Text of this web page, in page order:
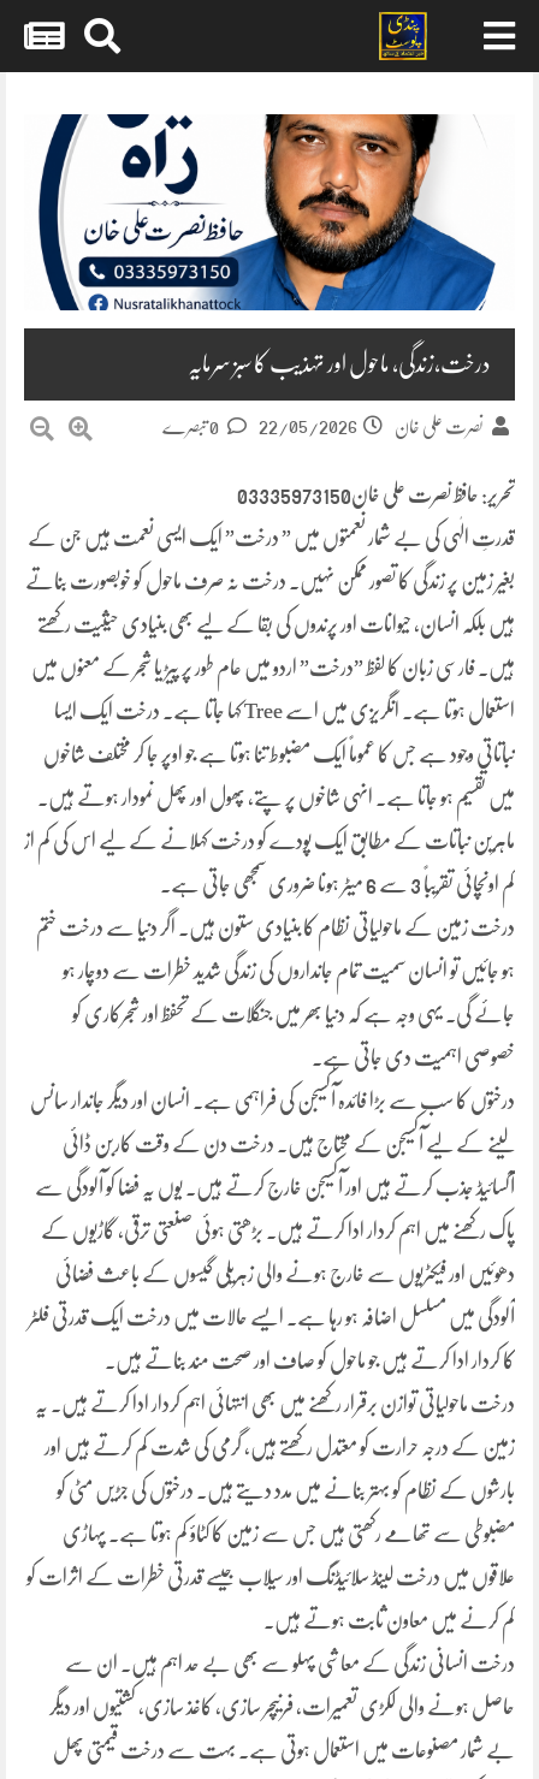
درخت،زندگی، ماحول اور تہذیب کا سبز سرمایہ
نصرت علی خان 22/05/2026
تحریر: حافظ نصرت علی خان03335973150
قدرتِ الٰہی کی بے شمار نعمتوں میں ” درخت” ایک ایسی نعمت ہیں جن کے
بغیر زمین پر زندگی کا تصور ممکن نہیں۔ درخت نہ صرف ماحول کو خوبصورت بناتے
ہیں بلکہ انسان، حیوانات اور پرندوں کی بقا کے لیے بھی بنیادی حیثیت رکھتے
ہیں۔ فارسی زبان کا لفظ ”درخت” اردو میں عام طور پر پیڑ یا شجر کے معنوں میں
استعمال ہوتا ہے۔ انگریزی میں اسے Tree کہا جاتا ہے۔ درخت ایک ایسا
نباتاتی وجود ہے جس کا عموماً ایک مضبوط تنا ہوتا ہے جو اوپر جا کر مختلف شاخوں
میں تقسیم ہو جاتا ہے۔ انہی شاخوں پر پتے، پھول اور پھل نمودار ہوتے ہیں۔
ماہرین نباتات کے مطابق ایک پودے کو درخت کہلانے کے لیے اس کی کم از
کم اونچائی تقریباً 3 سے 6 میٹر ہونا ضروری سمجھی جاتی ہے۔
درخت زمین کے ماحولیاتی نظام کا بنیادی ستون ہیں۔ اگر دنیا سے درخت ختم
ہو جائیں تو انسان سمیت تمام جانداروں کی زندگی شدید خطرات سے دوچار ہو
جائے گی۔ یہی وجہ ہے کہ دنیا بھر میں جنگلات کے تحفظ اور شجرکاری کو
خصوصی اہمیت دی جاتی ہے۔
درختوں کا سب سے بڑا فائدہ آکسیجن کی فراہمی ہے۔ انسان اور دیگر جاندار سانس
لینے کے لیے آکسیجن کے محتاج ہیں۔ درخت دن کے وقت کاربن ڈائی
آکسائیڈ جذب کرتے ہیں اور آکسیجن خارج کرتے ہیں۔ یوں یہ فضا کو آلودگی سے
پاک رکھنے میں اہم کردار ادا کرتے ہیں۔ بڑھتی ہوئی صنعتی ترقی، گاڑیوں کے
دھوئیں اور فیکٹریوں سے خارج ہونے والی زہریلی گیسوں کے باعث فضائی
آلودگی میں مسلسل اضافہ ہو رہا ہے۔ ایسے حالات میں درخت ایک قدرتی فلٹر
کا کردار ادا کرتے ہیں جو ماحول کو صاف اور صحت مند بناتے ہیں۔
درخت ماحولیاتی توازن برقرار رکھنے میں بھی انتہائی اہم کردار ادا کرتے ہیں۔ یہ
زمین کے درجہ حرارت کو معتدل رکھتے ہیں، گرمی کی شدت کم کرتے ہیں اور
بارشوں کے نظام کو بہتر بنانے میں مدد دیتے ہیں۔ درختوں کی جڑیں مٹی کو
مضبوطی سے تھامے رکھتی ہیں جس سے زمین کا کٹاؤ کم ہوتا ہے۔ پہاڑی
علاقوں میں درخت لینڈ سلائیڈنگ اور سیلاب جیسے قدرتی خطرات کے اثرات کو
کم کرنے میں معاون ثابت ہوتے ہیں۔
درخت انسانی زندگی کے معاشی پہلو سے بھی بے حد اہم ہیں۔ ان سے
حاصل ہونے والی لکڑی تعمیرات، فرنیچر سازی، کاغذ سازی، کشتیوں اور دیگر
بے شمار مصنوعات میں استعمال ہوتی ہے۔ بہت سے درخت قیمتی پھل